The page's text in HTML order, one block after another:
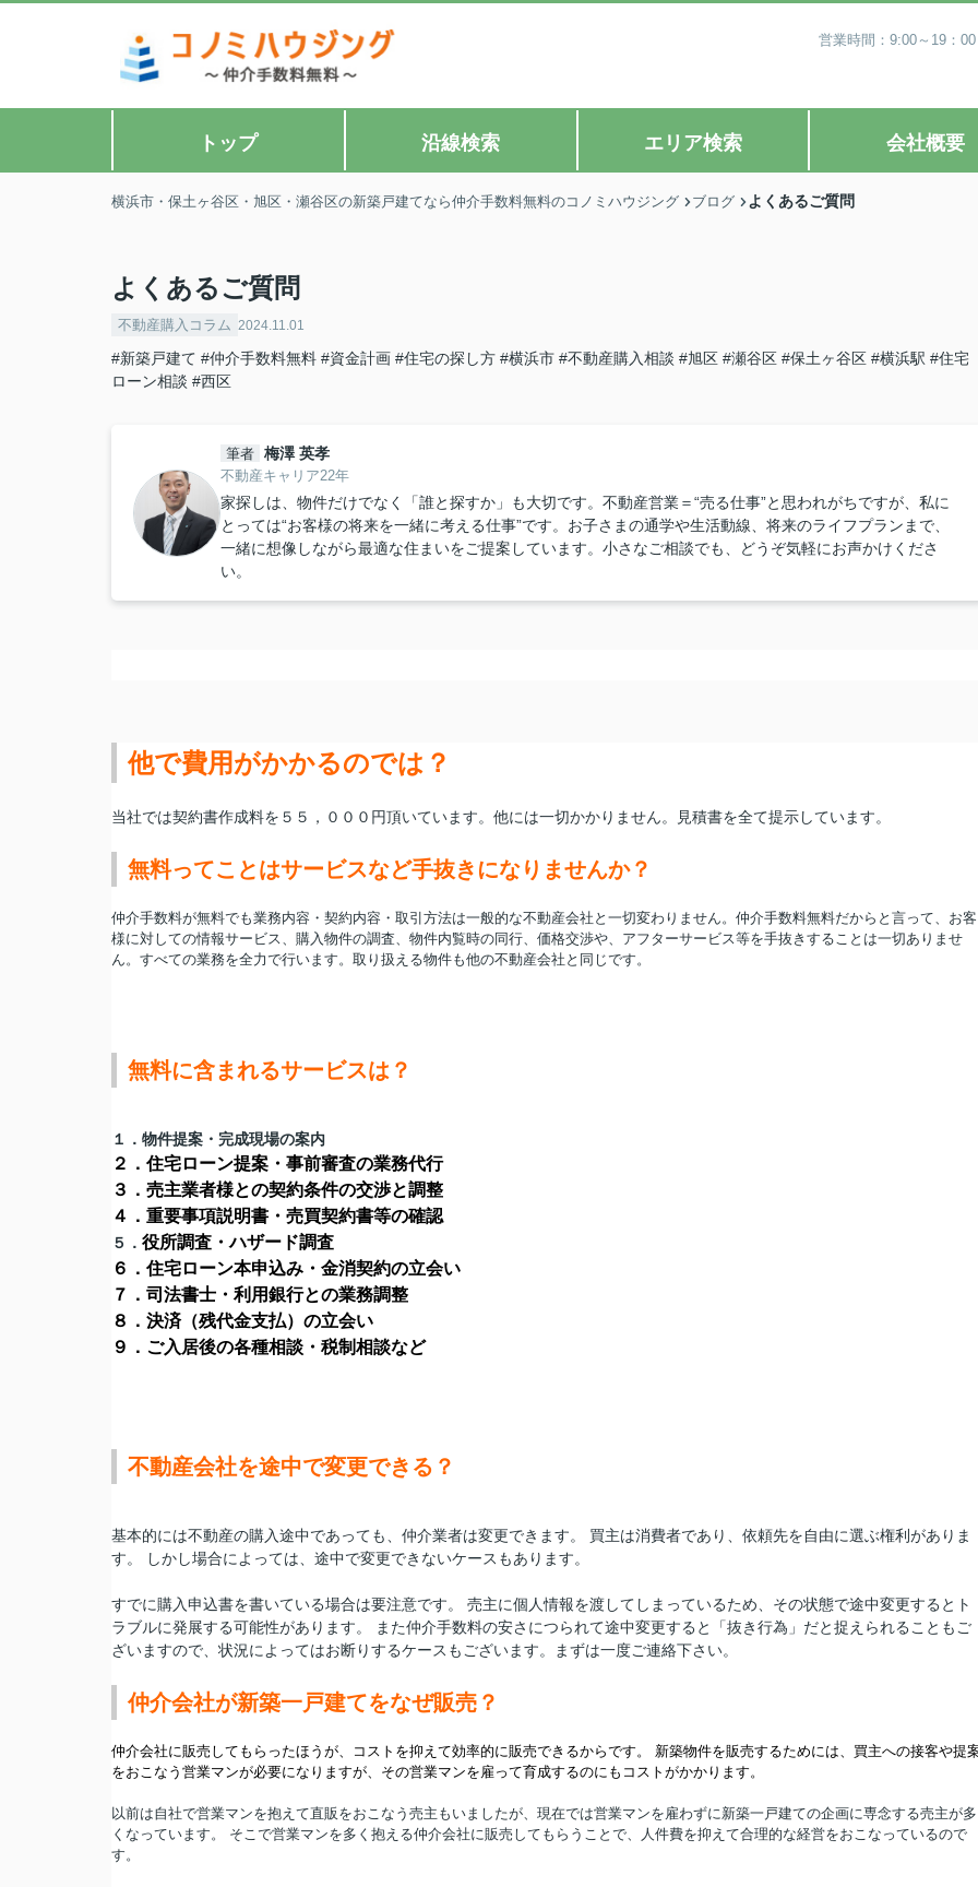
営業時間：9:00～19：
トップ 沿線検索 エリア検索 会社概要
横浜市・保土ヶ谷区・旭区・瀬谷区の新築戸建てなら仲介手数料無料のコノミハウジング ブログ よくあるご質問
よくあるご質問
不動産購入コラム 2024.11.01
#新築戸建て #仲介手数料無料 #資金計画 #住宅の探し方 #横浜市 #不動産購入相談 #旭区 #瀬谷区 #保土ヶ谷区 #横浜駅 #住宅
ローン相談 #西区
筆者 梅澤 英孝
不動産キャリア22年
家探しは、物件だけでなく「誰と探すか」も大切です。不動産営業＝“売る仕事”と思われがちですが、私に
とっては“お客様の将来を一緒に考える仕事”です。お子さまの通学や生活動線、将来のライフプランまで、
一緒に想像しながら最適な住まいをご提案しています。小さなご相談でも、どうぞ気軽にお声かけくださ
い。
他で費用がかかるのでは？
当社では契約書作成料を５５，０００円頂いています。他には一切かかりません。見積書を全て提示しています。
無料ってことはサービスなど手抜きになりませんか？
仲介手数料が無料でも業務内容・契約内容・取引方法は一般的な不動産会社と一切変わりません。 仲介手数料無料だからと言って、お客
様に対しての情報サービス、購入物件の調査、物件内覧時の同行、価格交渉や、アフターサービス等を手抜きすることは一切ありませ
ん。すべての業務を全力で行います。取り扱える物件も他の不動産会社と同じです。
無料に含まれるサービスは？
１．物件提案・完成現場の案内
２．住宅ローン提案・事前審査の業務代行
３．売主業者様との契約条件の交渉と調整
４．重要事項説明書・売買契約書等の確認
５． 役所調査・ハザード調査
６．住宅ローン本申込み・金消契約の立会い
７．司法書士・利用銀行との業務調整
８．決済（残代金支払）の立会い
９．ご入居後の各種相談・税制相談など
不動産会社を途中で変更できる？
基本的には不動産の購入途中であっても、仲介業者は変更できます。 買主は消費者であり、依頼先を自由に選ぶ権利がありま
す。 しかし場合によっては、途中で変更できないケースもあります。
すでに購入申込書を書いている場合は要注意です。 売主に個人情報を渡してしまっているため、その状態で途中変更するとト
ラブルに発展する可能性があります。 また仲介手数料の安さにつられて途中変更すると「抜き行為」だと捉えられることもご
ざいますので、 状況によってはお断りするケースもございます。まずは一度ご連絡下さい。
仲介会社が新築一戸建てをなぜ販売？
仲介会社に販売してもらったほうが、コストを抑えて効率的に販売できるからです。 新築物件を販売するためには、買主への接客や提
をおこなう営業マンが必要になりますが、その営業マンを雇って育成するのにもコストがかかります。
以前は自社で営業マンを抱えて直販をおこなう売主もいましたが、現在では営業マンを雇わずに新築一戸建ての企画に専念する売主が多
くなっています。 そこで営業マンを多く抱える仲介会社に販売してもらうことで、人件費を抑えて合理的な経営をおこなっているので
す。